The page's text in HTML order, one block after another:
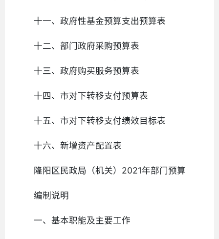
十一、政府性基金预算支出预算表
十二、部门政府采购预算表
十三、政府购买服务预算表
十四、市对下转移支付预算表
十五、市对下转移支付绩效目标表
十六、新增资产配置表
隆阳区民政局（机关）2021年部门预算
编制说明
一、基本职能及主要工作